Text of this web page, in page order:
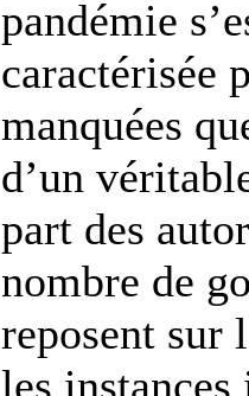
pandémie
caractérisée
manquées
d’un
part des
nombre de
reposent sur
les